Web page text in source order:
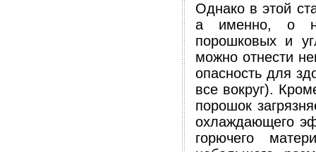
Однако в этой
а именно, о
порошковых и
можно отнести
опасность для
все вокруг).
порошок
охлаждающего
горючего